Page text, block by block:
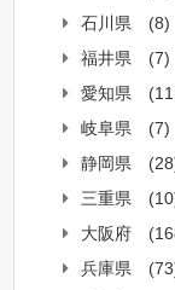
石川県
(8)
福井県
(7)
愛知県
岐阜県
(7)
静岡県
三重県
大阪府
兵庫県